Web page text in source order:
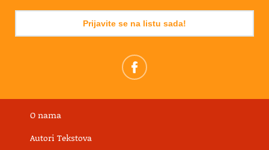
Prijavite se na listu sada!
O nama
Autori Tekstova